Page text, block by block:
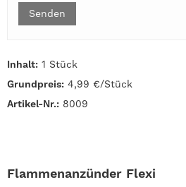
Inhalt: 1 Stück
Grundpreis: 4,99 €/Stück
Artikel-Nr.: 8009
Senden
Flammenanzünder Flexi